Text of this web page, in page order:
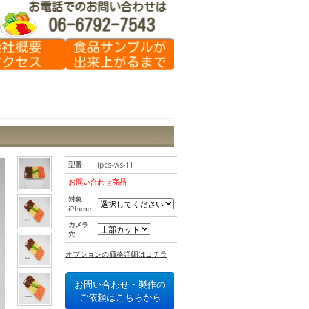
型番
ipcs-ws-11
お問い合わせ商品
対象
iPhone
カメラ
穴
オプションの価格詳細はコチラ
お問い合わせ・製作の
ご依頼はこちらから